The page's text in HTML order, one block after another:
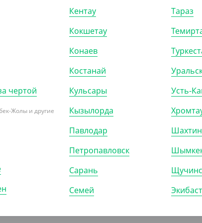
ПОКАЗАТЬ ЕЩЁ
чертой
Жолы и другие
Кентау
Кокшетау
Конаев
Костанай
Кульсары
Кызылорда
Павлодар
Петропавловск
Сарань
Семей
Тараз
Усть-